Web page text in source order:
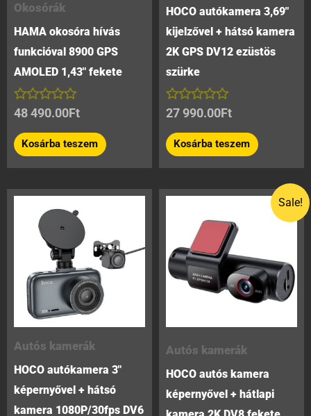
Okosórák
HAMA okosóra hívás
funkcióval 8900 GPS
AMOLED 1,43″ fekete
Értékelés:
/
5
48 490.00Ft
Kosárba teszem
HOCO autókamera 3,69″
kijelzővel + hátsó kamera
2K GPS DV12 ezüstös
szürke
Értékelés:
/
5
27 990.00Ft
Kosárba teszem
Autós kamerák
HOCO autókamera 3″
képernyővel + hátsó
kamera 1080P/30fps DV6
Sale!
Autós kamerák
HOCO autós kamera
képernyővel + hátlapi
Original
was:
21
890.00Ft.
Current
is:
19
890.00Ft.